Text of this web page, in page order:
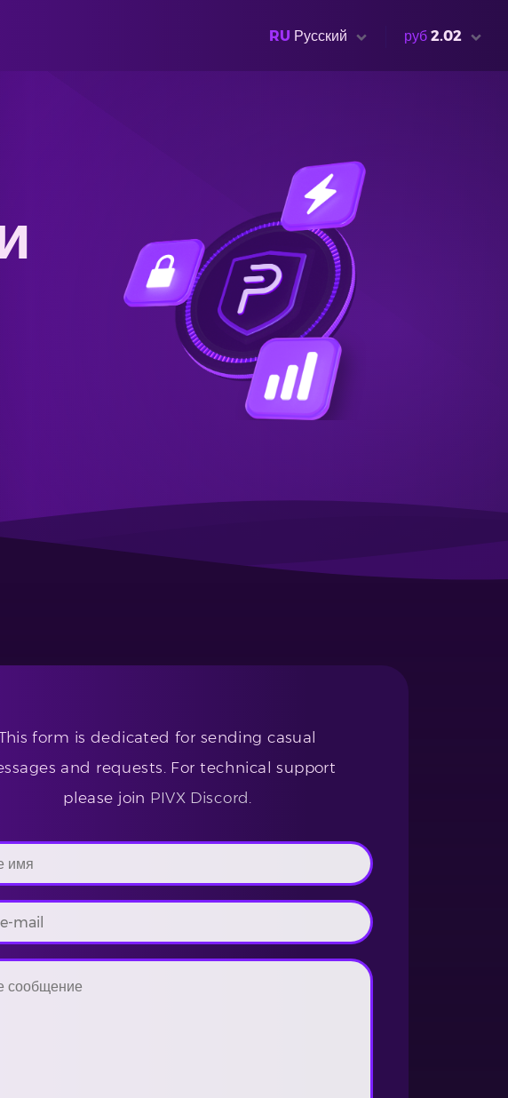
RU Русский руб 2.02
form is dedicated for sending casual
and requests. For technical support
please join PIVX Discord .